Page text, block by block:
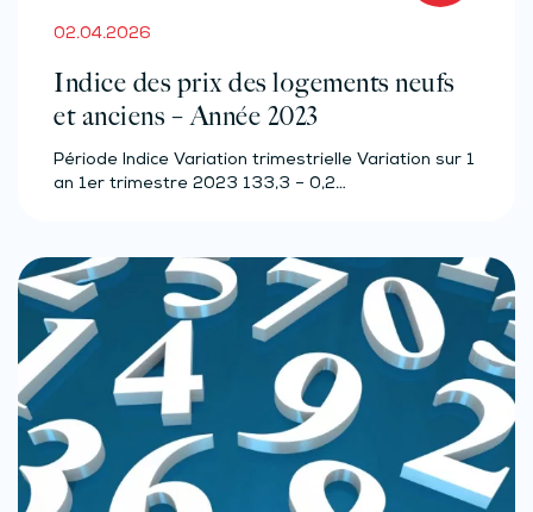
02.04.2026
Indice des prix des logements neufs
et anciens – Année 2023
Période Indice Variation trimestrielle Variation sur 1
an 1er trimestre 2023 133,3 – 0,2…